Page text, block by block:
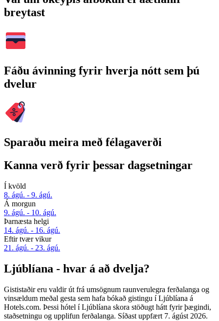
breytast
Fáðu ávinning fyrir hverja nótt sem þú
dvelur
Sparaðu meira með félagaverði
Kanna verð fyrir þessar dagsetningar
Í kvöld
8. ágú. - 9. ágú.
Á morgun
9. ágú. - 10. ágú.
Þarnæsta helgi
14. ágú. - 16. ágú.
Eftir tvær vikur
21. ágú. - 23. ágú.
Ljúblíana - hvar á að dvelja?
Gististaðir eru valdir út frá umsögnum raunverulegra ferðalanga og
vinsældum meðal gesta sem hafa bókað gistingu í Ljúblíana á
Hotels.com. Þessi hótel í Ljúblíana skora stöðugt hátt fyrir þægindi,
staðsetningu og upplifun ferðalanga. Síðast uppfært 7. ágúst 2026.